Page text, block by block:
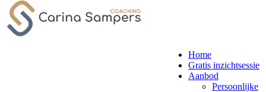
Home
Gratis inzichtsessie
Aanbod
Persoonlijke